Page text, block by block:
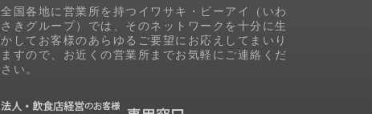
全国各地に営業所を持つイワサキ・ビーアイ（いわ
さきグループ）では、そのネットワークを十分に生
かしてお客様のあらゆるご要望にお応えしてまいり
ますので、お近くの営業所までお気軽にご連絡くだ
さい。